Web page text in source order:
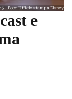
5 - Foto: Ufficio stampa Disney
e